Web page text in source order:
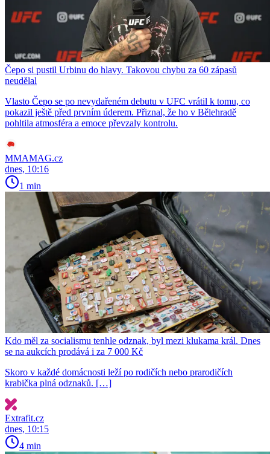
Čepo si pustil Urbinu do hlavy. Takovou chybu za 60 zápasů
neudělal
Vlasto Čepo se po nevydařeném debutu v UFC vrátil k tomu, co
pokazil ještě před prvním úderem. Přiznal, že ho v Bělehradě
pohltila atmosféra a emoce převzaly kontrolu.
MMAMAG.cz
dnes, 10:16
1 min
Kdo měl za socialismu tenhle odznak, byl mezi klukama král. Dnes
se na aukcích prodává i za 7 000 Kč
Skoro v každé domácnosti leží po rodičích nebo prarodičích
krabička plná odznaků. […]
Extrafit.cz
dnes, 10:15
4 min